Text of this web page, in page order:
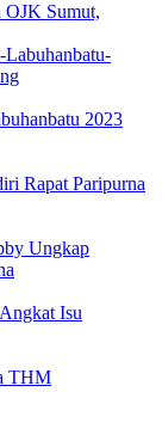
OJK Sumut,
2023
Rapat Paripurna
Ungkap
Isu
THM